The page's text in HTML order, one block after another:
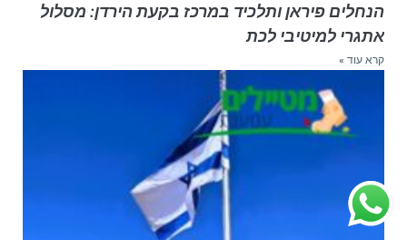
הנחלים פיראן ותלכיד במרכז בקעת הירדן: מסלול
אתגרי למיטיבי לכת
קרא עוד »